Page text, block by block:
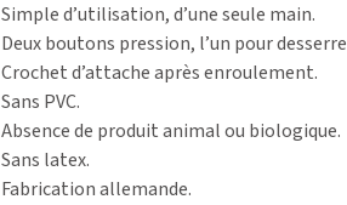
Simple d’utilisation, d’une seule main.
Deux boutons pression, l’un pour
Crochet d’attache après enroulement.
Sans PVC.
Absence de produit animal ou biologique.
Sans latex.
Fabrication allemande.